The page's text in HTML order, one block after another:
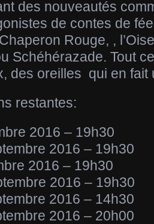
des nouveautés
de contes de
Rouge, ,
Schéhérazade. Tout
des oreilles qui en fait
restantes:
2016 – 19h30
2016 – 19h30
2016 – 19h30
2016 – 19h30
2016 – 14h30
2016 – 20h00